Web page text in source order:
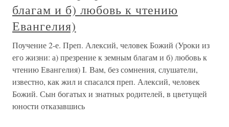
благам и б) любовь к чтению
Евангелия)
Поучение 2-е. Преп. Алексий, человек Божий (Уроки из
его жизни: а) презрение к земным благам и б) любовь к
чтению Евангелия) I. Вам, без сомнения, слушатели,
известно, как жил и спасался преп. Алексий, человек
Божий. Сын богатых и знатных родителей, в цветущей
юности отказавшись